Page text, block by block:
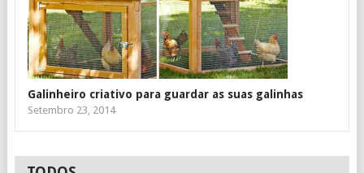
Galinheiro criativo para guardar as suas galinhas
Setembro 23, 2014